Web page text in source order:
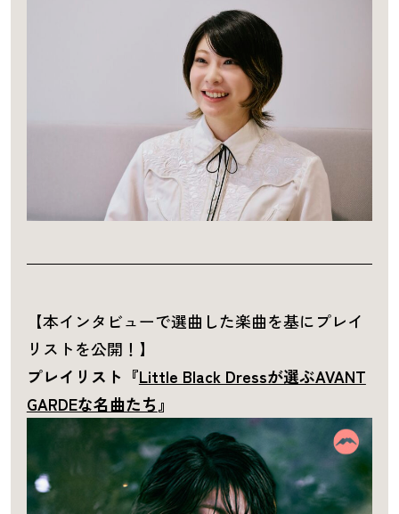
【本インタビューで選曲した楽曲を基にプレイ
リストを公開！】
プレイリスト『Little Black Dressが選ぶAVANT
GARDEな名曲たち 』